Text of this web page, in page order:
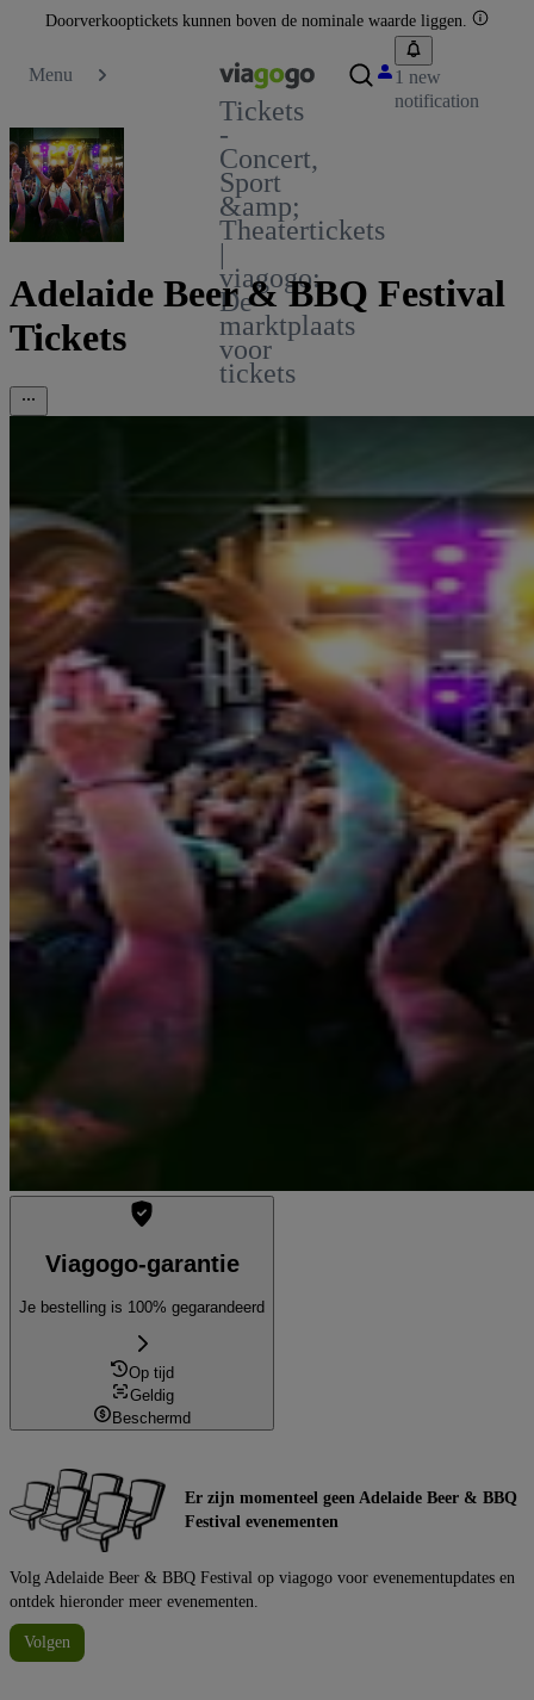
Doorverkooptickets kunnen boven de nominale waarde liggen.
Menu
Tickets
-
Concert,
Sport
&amp;
Theatertickets
|
viagogo:
De
marktplaats
voor
tickets
1 new
notification
Adelaide Beer & BBQ Festival
Tickets
Viagogo-garantie
Je bestelling is 100% gegarandeerd
Op tijd
Geldig
Beschermd
Er zijn momenteel geen Adelaide Beer & BBQ
Festival evenementen
Volg Adelaide Beer & BBQ Festival op viagogo voor evenementupdates en
ontdek hieronder meer evenementen.
Volgen